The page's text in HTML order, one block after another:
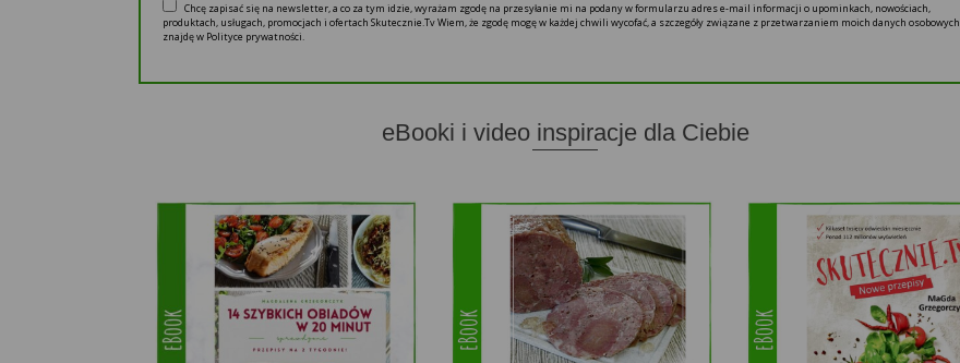
Chcę zapisać się na newsletter, a co za tym idzie, wyrażam zgodę na przesyłanie mi na podany w formularzu adres e-mail informacji o upominkach, nowościach,
produktach, usługach, promocjach i ofertach Skutecznie.Tv Wiem, że zgodę mogę w każdej chwili wycofać, a szczegóły związane z przetwarzaniem moich danych osobowych
znajdę w Polityce prywatności.
eBooki i video inspiracje dla Ciebie